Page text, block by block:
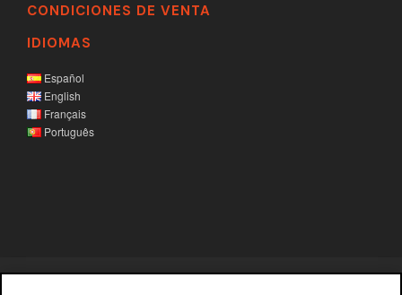
CONDICIONES DE VENTA
IDIOMAS
Español
English
Français
Português